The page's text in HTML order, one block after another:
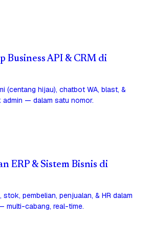
Business API & CRM di
(centang hijau), chatbot WA, blast, &
admin — dalam satu nomor.
ERP & Sistem Bisnis di
stok, pembelian, penjualan, & HR dalam
multi-cabang, real-time.